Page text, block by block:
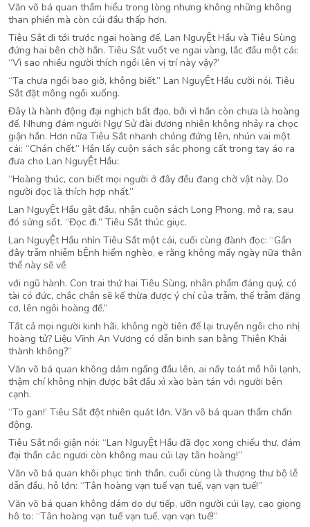
Văn võ bá quan thầm hiểu trong lòng nhưng không những không
than phiền mà còn cúi đầu thấp hơn.
Tiêu Sắt đi tới trước ngai hoàng đế, Lan NguyỆt Hầu và Tiêu Sùng
đứng hai bên chờ hắn. Tiêu Sắt vuốt ve ngai vàng, lắc đầu một cái:
“Vì sao nhiều người thích ngồi lên vị trí này vậy?’
“Ta chưa ngồi bao giờ, không biết.” Lan NguyỆt Hầu cười nói. Tiêu
Sắt đặt mông ngồi xuống.
Đây là hành động đại nghịch bất đạo, bởi vì hắn còn chưa là hoàng
đế. Nhưng đám người Ngự Sử đài đương nhiên không nhảy ra chọc
giận hắn. Hơn nữa Tiêu Sắt nhanh chóng đứng lên, nhún vai một
cái: “Chán chết.” Hắn lấy cuộn sách sắc phong cất trong tay áo ra
đưa cho Lan NguyỆt Hầu:
“Hoàng thúc, con biết mọi người ở đây đều đang chờ vật này. Do
người đọc là thích hợp nhất.”
Lan NguyỆt Hầu gật đầu, nhận cuộn sách Long Phong, mở ra, sau
đó sửng sốt. “Đọc đi.” Tiêu Sắt thúc giục.
Lan NguyỆt Hầu nhìn Tiêu Sắt một cái, cuối cùng đành đọc: “Gần
đây trẫm nhiễm bỆnh hiểm nghèo, e rằng không mấy ngày nữa thân
thể này sẽ về
với ngũ hành. Con trai thứ hai Tiêu Sùng, nhân phẩm đáng quý, có
tài có đức, chắc chắn sẽ kế thừa được ý chí của trẫm, thế trẫm đăng
cơ, lên ngôi hoàng đế.”
Tất cả mọi người kinh hãi, không ngờ tiên đế lại truyền ngôi cho nhị
hoàng tử? Liệu Vĩnh An Vương có dẫn binh san bằng Thiên Khải
thành không?”
Văn võ bá quan không dám ngẩng đầu lên, ai nấy toát mồ hôi lạnh,
thậm chí không nhịn được bắt đầu xì xào bàn tán với người bên
cạnh.
“To gan!’ Tiêu Sắt đột nhiên quát lớn. Văn võ bá quan thầm chấn
động.
Tiêu Sắt nổi giận nói: “Lan NguyỆt Hầu đã đọc xong chiếu thư, đám
đại thần các ngươi còn không mau cúi lạy tân hoàng!”
Văn võ bá quan khôi phục tinh thần, cuối cùng là thượng thư bộ lễ
dẫn đầu, hô lớn: “Tân hoàng vạn tuế vạn tuế, vạn vạn tuế!”
Văn võ bá quan không dám do dự tiếp, ưỡn người cúi lạy, cao giọng
hô to: “Tân hoàng vạn tuế vạn tuế, vạn vạn tuế!”